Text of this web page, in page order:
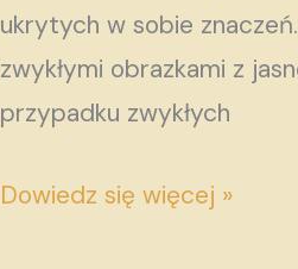
ukrytych w sobie
zwykłymi obrazkami z
przypadku zwykłych
Dowiedz się więcej »